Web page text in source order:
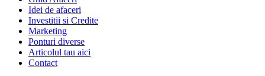
Idei de afaceri
Investitii si Credite
Marketing
Ponturi diverse
Articolul tau aici
Contact